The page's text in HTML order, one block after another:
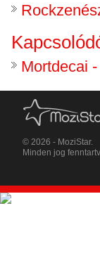
Mortdecai
© 2026 - MoziStar.
Minden jog